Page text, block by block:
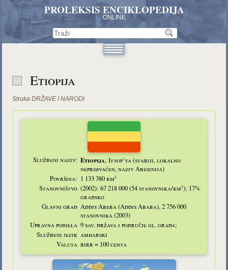
PROLEKSIS ENCIKLOPEDIJA
ONLINE
Etiopija
Struka DRŽAVE I NARODI
Službeni naziv: Etiopija; Ityop’ya (stariji, lokalno
neprihvaćen, naziv Abesinija)
Površina: 1 133 380 km2
Stanovništvo (2002): 67 218 000 (54 stanovnika/km2); 17%
gradsko
Glavni grad Addis Abeba (Addis Ababa), 2 756 000
stanovnika (2003)
Upravna podjela 9 sav. država i područje gl. grada;
Službeni jezik amharski
Valuta birr = 100 centa